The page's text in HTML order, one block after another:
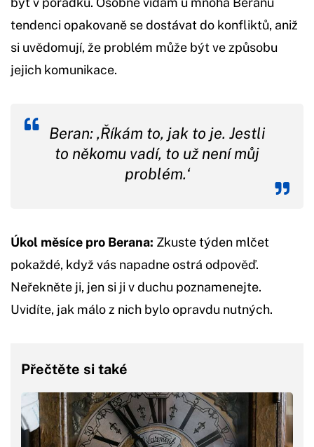
tendenci opakovaně se dostávat do konfliktů, aniž
si uvědomují, že problém může být ve způsobu
jejich komunikace.
Beran: ,Říkám to, jak to je. Jestli
to někomu vadí, to už není můj
problém.‘
Úkol měsíce pro Berana: Zkuste týden mlčet
pokaždé, když vás napadne ostrá odpověď.
Neřekněte ji, jen si ji v duchu poznamenejte.
Uvidíte, jak málo z nich bylo opravdu nutných.
Přečtěte si také